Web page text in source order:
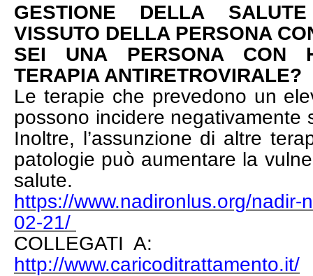
GESTIONE DELLA
VISSUTO DELLA PERSONA
SEI UNA PERSONA CON
TERAPIA ANTIRETROVIRALE?
Le terapie che prevedono un
possono incidere negativamente
Inoltre, l’assunzione di altre
patologie può aumentare la
salute.
https://www.nadironlus.org/nadir-
02-21/
COLLEGATI A:
http://www.caricoditrattamento.it/